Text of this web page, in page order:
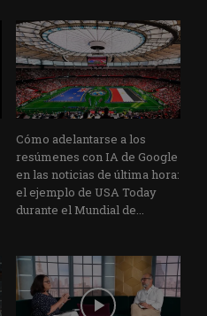
Cómo adelantarse a los
resúmenes con IA de Google
en las noticias de última hora:
el ejemplo de USA Today
durante el Mundial de...